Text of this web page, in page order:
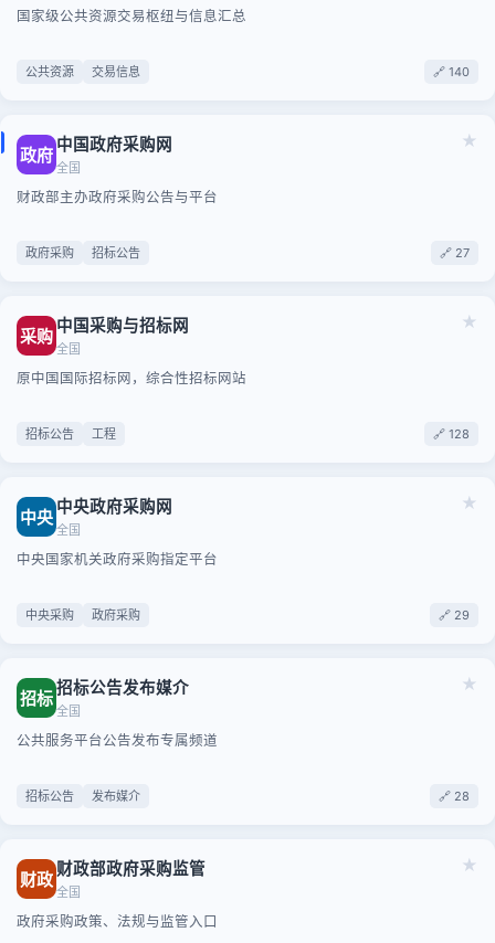
国家级公共资源交易枢纽与信息汇总
公共资源 交易信息 🔗 140
★
政府 中国政府采购网
全国
财政部主办政府采购公告与平台
政府采购 招标公告 🔗 27
★
采购 中国采购与招标网
全国
原中国国际招标网，综合性招标网站
招标公告 工程 🔗 128
★
中央 中央政府采购网
全国
中央国家机关政府采购指定平台
中央采购 政府采购 🔗 29
★
招标招标公告发布媒介
全国
公共服务平台公告发布专属频道
招标公告 发布媒介 🔗 28
★
财政 财政部政府采购监管
全国
政府采购政策、法规与监管入口